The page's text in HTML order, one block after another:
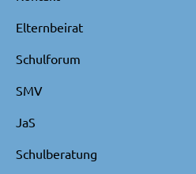
Elternbeirat
Schulforum
SMV
JaS
Schulberatung